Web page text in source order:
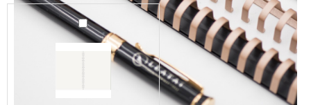
A5
無
時
效